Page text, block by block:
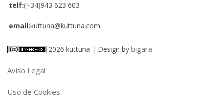
telf:(+34)943 623 603
email:kuttuna@kuttuna.com
2026 kuttuna | Design by bigara
Aviso Legal
Uso de Cookies